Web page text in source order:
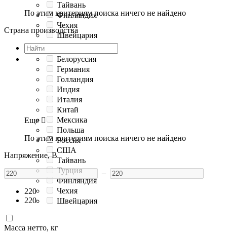
Тайвань
Финляндия
Чехия
Швейцария
По этим критериям поиска ничего не найдено
Страна производства
Белоруссия
Германия
Голландия
Индия
Италия
Китай
Мексика
Польша
Россия
США
Тайвань
Турция
Финляндия
Чехия
Швейцария
Еще 
По этим критериям поиска ничего не найдено
Напряжение, В
–
220
220
Масса нетто, кг